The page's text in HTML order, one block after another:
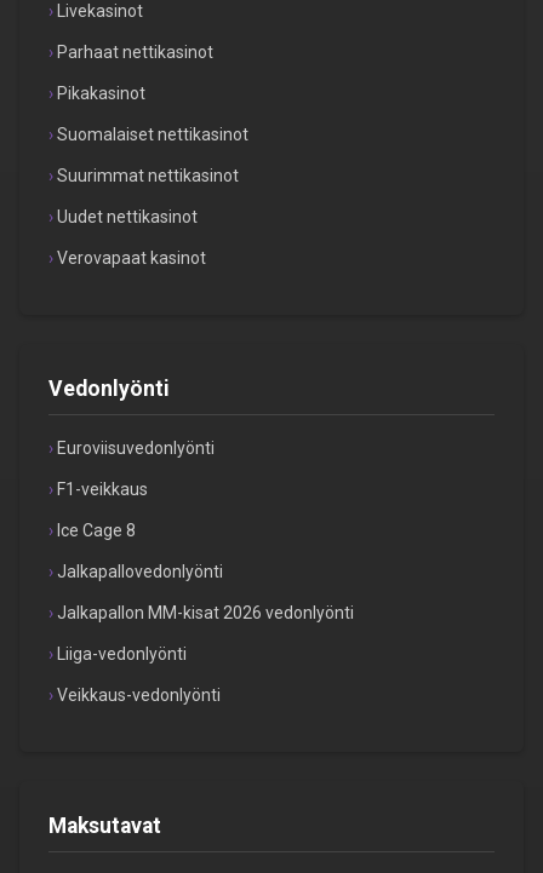
Livekasinot
Parhaat nettikasinot
Pikakasinot
Suomalaiset nettikasinot
Suurimmat nettikasinot
Uudet nettikasinot
Verovapaat kasinot
Vedonlyönti
Euroviisuvedonlyönti
F1-veikkaus
Ice Cage 8
Jalkapallovedonlyönti
Jalkapallon MM-kisat 2026 vedonlyönti
Liiga-vedonlyönti
Veikkaus-vedonlyönti
Maksutavat